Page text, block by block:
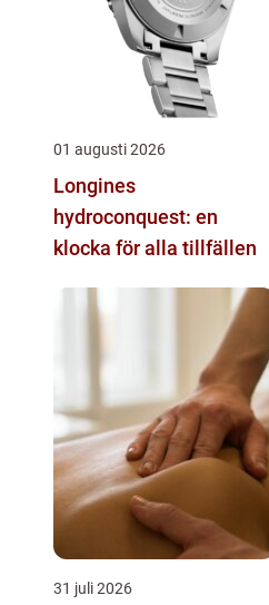
01 augusti 2026
Longines
hydroconquest: en
klocka för alla tillfällen
31 juli 2026